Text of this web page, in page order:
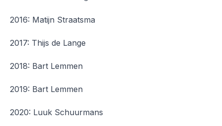
2016: Matijn Straatsma
2017: Thijs de Lange
2018: Bart Lemmen
2019: Bart Lemmen
2020: Luuk Schuurmans